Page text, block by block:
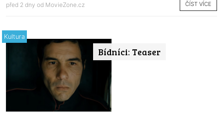
před 2 dny od MovieZone.cz ČÍST VÍCE
Bídníci: Teaser
Kultura